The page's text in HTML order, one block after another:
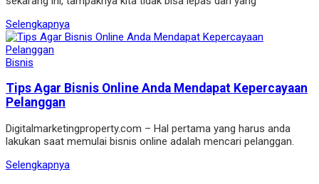
Selengkapnya
Bisnis
Tips Agar Bisnis Online Anda Mendapat Kepercayaan
Pelanggan
Digitalmarketingproperty.com – Hal pertama yang harus anda
lakukan saat memulai bisnis online adalah mencari pelanggan.
Selengkapnya